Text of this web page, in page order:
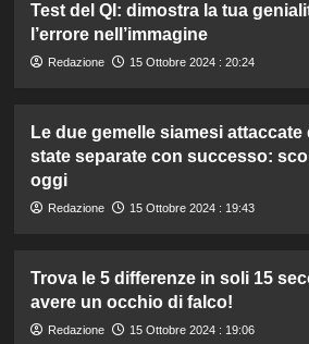
Test del QI: dimostra la tua
l’errore nell’immagine
Redazione 15 Ottobre 2024 : 20:24
Le due gemelle siamesi
state separate con successo:
oggi
Redazione 15 Ottobre 2024 : 19:43
Trova le 5 differenze in soli 15
avere un occhio di falco!
Redazione 15 Ottobre 2024 : 19:06